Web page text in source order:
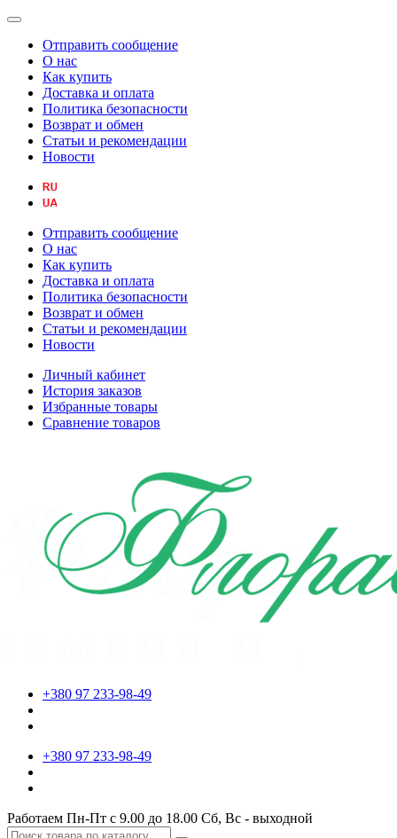
Отправить сообщение
О нас
Как купить
Доставка и оплата
Политика безопасности
Возврат и обмен
Статьи и рекомендации
Новости
Отправить сообщение
О нас
Как купить
Доставка и оплата
Политика безопасности
Возврат и обмен
Статьи и рекомендации
Новости
Личный кабинет
История заказов
Избранные товары
Сравнение товаров
+380 97 233-98-49
+380 97 233-98-49
Работаем Пн-Пт с 9.00 до 18.00 Сб, Вс - выходной